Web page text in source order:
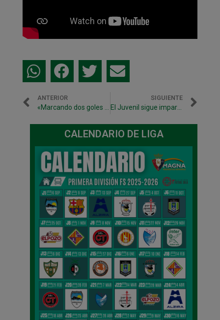
ANTERIOR
«Marcando dos goles tienes que estar perfecto en todo lo demás para poder ganar»
SIGUIENTE
El Juvenil sigue imparable y también gana al San Juan
CALENDARIO DE LIGA